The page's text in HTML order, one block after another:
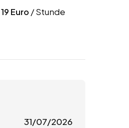
19 Euro / Stunde
31/07/2026